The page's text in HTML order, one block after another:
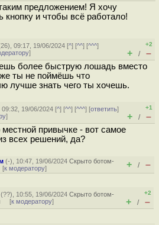
предложением! Я хочу
кнопку и чтобы всё работало!
26), 09:17, 19/06/2024 [^] [^^] [^^^]
]
+2
+ / –
более быструю лошадь вместо
ты не поймёшь что
лучше знать чего ты хочешь.
09:32, 19/06/2024 [^] [^^] [^^^] [ответить]
]
+1
+ / –
привычке - вот самое
всех решений, да?
(-), 10:47, 19/06/2024Скрыто ботом-
к модератору] + / –
??), 10:55, 19/06/2024Скрыто ботом-
[к модератору]
+2
+ / –